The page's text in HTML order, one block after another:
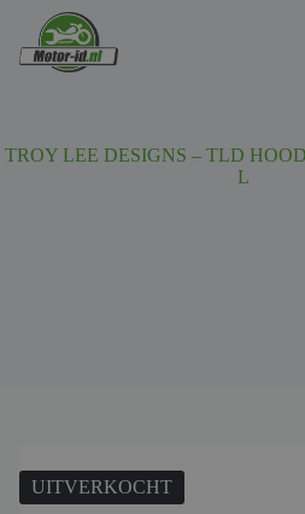
TROY LEE DESIGNS – TLD
L
UITVERKOCHT